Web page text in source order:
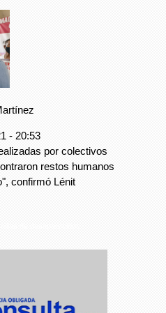
- 20:53
por colectivos
restos humanos
confirmó Lénit